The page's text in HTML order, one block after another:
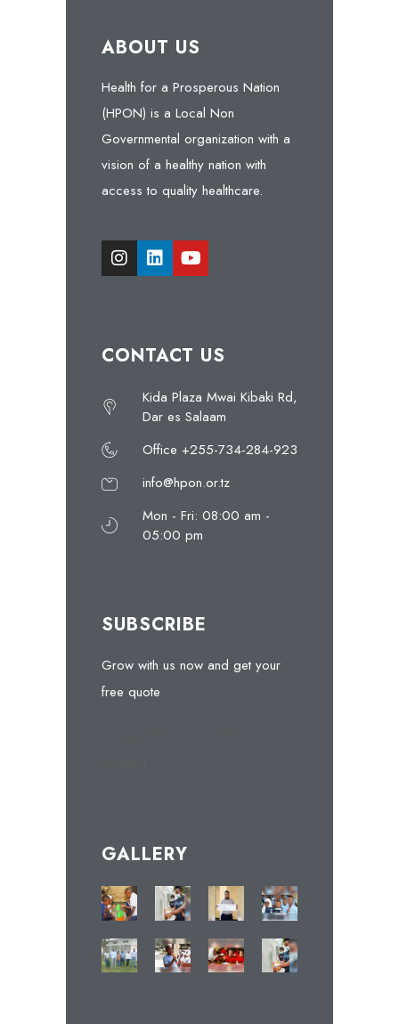
ABOUT US
Health for a Prosperous Nation
(HPON) is a Local Non
Governmental organization with a
vision of a healthy nation with
access to quality healthcare.
CONTACT US
Kida Plaza Mwai Kibaki Rd,
Dar es Salaam
Office +255-734-284-923
info@hpon.or.tz
Mon - Fri: 08:00 am -
05:00 pm
SUBSCRIBE
Grow with us now and get your
free quote
GALLERY